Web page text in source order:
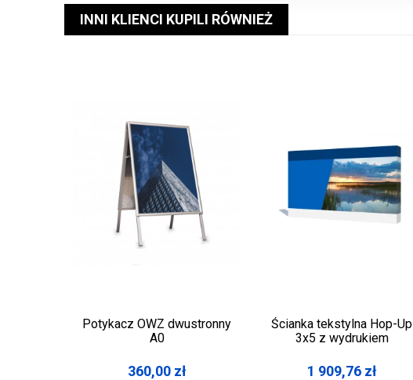
INNI KLIENCI KUPILI RÓWNIEŻ
Potykacz OWZ dwustronny
A0
360,00 zł
Ścianka tekstylna Hop-Up
3x5 z wydrukiem
1 909,76 zł